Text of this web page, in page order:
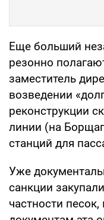
Еще больший
резонно
заместитель
возведении
реконструкции
линии (на
станций для
Уже
санкции
частности